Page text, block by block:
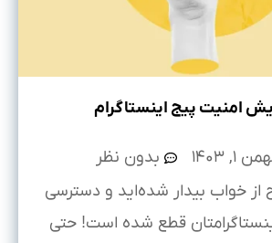
امنیت پیج اینستاگرام
۱, ۱۴۰۳
بدون نظر
خواب بیدار شده‌اید و دسترسی
قطع شده است! حتی